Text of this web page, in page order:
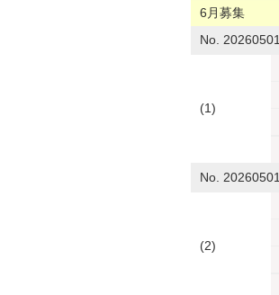
6月募集
No.
(1)
No.
(2)